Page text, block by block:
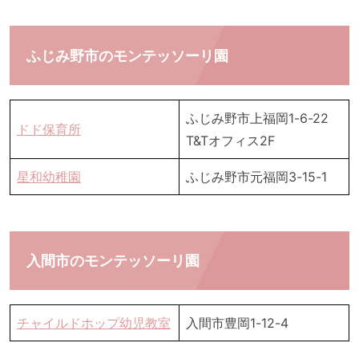
ふじみ野市のモンテッソーリ園
ドド保育所
ふじみ野市上福岡1-6-22
T&Tオフィス2F
星和幼稚園 ふじみ野市元福岡3-15-1
入間市のモンテッソーリ園
チャイルドホップ幼児教室 入間市豊岡1-12-4